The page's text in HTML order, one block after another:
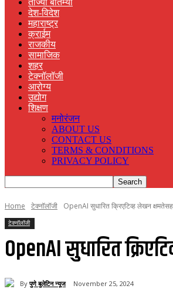
ताज्या बातम्या
देश-विदेश
महाराष्ट्र
क्राईम
राजकीय
सामाजिक
शहर
टेक्नॉलॉजी
आरोग्य
उद्योग
शिक्षण
मनोरंजन
ABOUT US
CONTACT US
TERMS & CONDITIONS
PRIVACY POLICY
Home टेक्नॉलॉजी OpenAI सुधारित क्रिएटिव्ह लेखन
टेक्नॉलॉजी
OpenAI सुधारित
By पुणे बुलेटिन न्यूज November 25, 2024